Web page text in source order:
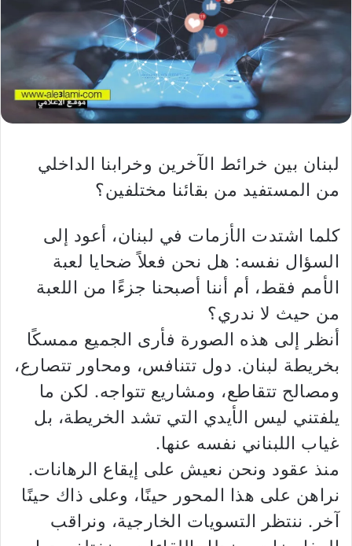
لبنان بين خرائط الآخرين وخرابنا الداخلي
من المستفيد من بقائنا مختلفين؟
كلما اشتدت الأزمات في لبنان، أعود إلى
السؤال نفسه: هل نحن فعلاً ضحايا لعبة
الأمم فقط، أم أننا أصبحنا جزءًا من اللعبة
من حيث لا ندري؟
أنظر إلى هذه الصورة فأرى الجميع ممسكًا
بخريطة لبنان. دول تتنافس، ومحاور تتصارع،
ومصالح تتقاطع، ومشاريع تتواجه. لكن ما
يلفتني ليس الأيدي التي تشد الخريطة، بل
غياب اللبناني نفسه عنها.
منذ عقود ونحن نعيش على إيقاع الرهانات.
نراهن على هذا المحور حينًا، وعلى ذاك حينًا
آخر. ننتظر التسويات الخارجية، ونراقب